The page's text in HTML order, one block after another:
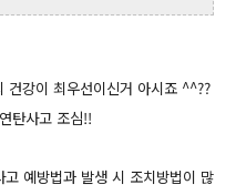
건강이 최우선이신거 아시죠 ^^??
탄사고 조심!!
예방법과 발생 시 조치방법이 많